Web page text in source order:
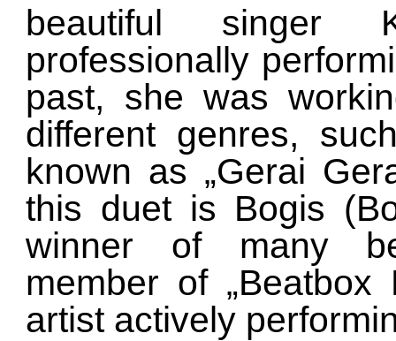
beautiful singer
professionally
past, she was
different genres,
known as „Gerai
this duet is Bogis
winner of many
member of
artist actively